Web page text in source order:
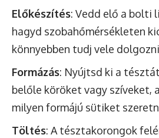
Előkészítés: Vedd elő a bolti
hagyd szobahőmérsékleten
könnyebben tudj vele
Formázás: Nyújtsd ki a
belőle köröket vagy szíveket,
milyen formájú sütiket
Töltés: A tésztakorongok